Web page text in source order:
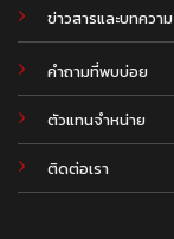
ข่าวสารและบทความ
.
คำถามที่พบบ่อย
ตัวแทนจำหน่าย
ติดต่อเรา